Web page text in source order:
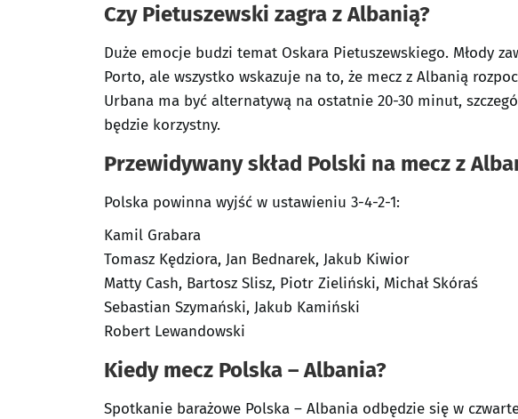
Czy Pietuszewski zagra z Albanią?
Duże emocje budzi temat Oskara Pietuszewskiego. Młody
Porto, ale wszystko wskazuje na to, że mecz z Albanią
Urbana ma być alternatywą na ostatnie 20-30 minut,
będzie korzystny.
Przewidywany skład Polski na mecz z
Polska powinna wyjść w ustawieniu 3-4-2-1:
Kamil Grabara
Tomasz Kędziora, Jan Bednarek, Jakub Kiwior
Matty Cash, Bartosz Slisz, Piotr Zieliński, Michał Skóraś
Sebastian Szymański, Jakub Kamiński
Robert Lewandowski
Kiedy mecz Polska – Albania?
Spotkanie barażowe Polska – Albania odbędzie się w